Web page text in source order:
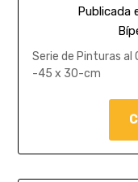
Publicada
Serie de Pinturas al
-45 x 30-cm